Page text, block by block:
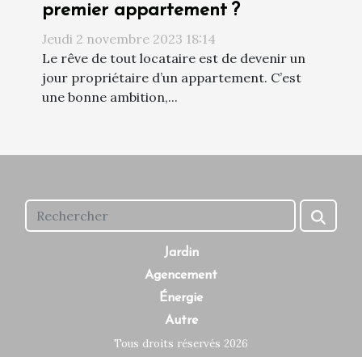
premier appartement ?
Jeudi 2 novembre 2023 18:14
Le rêve de tout locataire est de devenir un
jour propriétaire d’un appartement. C’est
une bonne ambition,...
Jardin
Agencement
Énergie
Autre
Tous droits réservés 2026